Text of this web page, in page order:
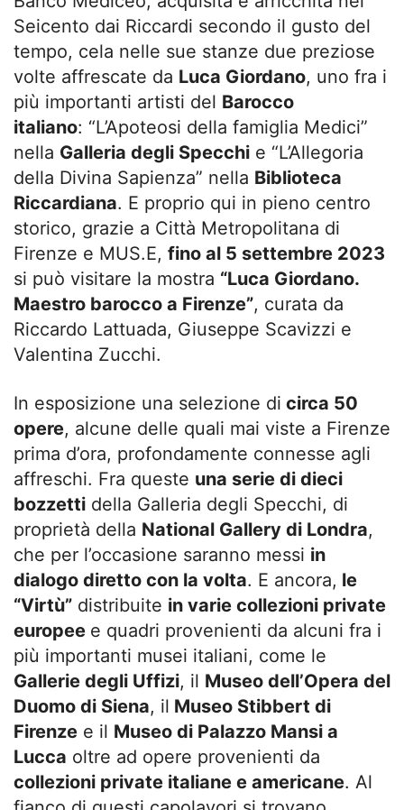
Seicento dai Riccardi secondo il gusto del
tempo, cela nelle sue stanze due preziose
volte affrescate da Luca Giordano, uno fra i
più importanti artisti del Barocco
italiano: “L’Apoteosi della famiglia Medici”
nella Galleria degli Specchi e “L’Allegoria
della Divina Sapienza” nella Biblioteca
Riccardiana. E proprio qui in pieno centro
storico, grazie a Città Metropolitana di
Firenze e MUS.E, fino al 5 settembre 2023
si può visitare la mostra “Luca Giordano.
Maestro barocco a Firenze”, curata da
Riccardo Lattuada, Giuseppe Scavizzi e
Valentina Zucchi.
In esposizione una selezione di circa 50
opere, alcune delle quali mai viste a Firenze
prima d’ora, profondamente connesse agli
affreschi. Fra queste una serie di dieci
bozzetti della Galleria degli Specchi, di
proprietà della National Gallery di Londra,
che per l’occasione saranno messi in
dialogo diretto con la volta. E ancora, le
“Virtù” distribuite in varie collezioni private
europee e quadri provenienti da alcuni fra i
più importanti musei italiani, come le
Gallerie degli Uffizi, il Museo dell’Opera del
Duomo di Siena, il Museo Stibbert di
Firenze e il Museo di Palazzo Mansi a
Lucca oltre ad opere provenienti da
collezioni private italiane e americane. Al